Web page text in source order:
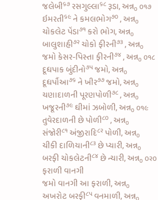
જલેબી૬૭ રસગુલ્લા૬૮ રૂડા, અન્ન૦ ૦૧૭
ઇમરતી૬૯ ને કમલભોગ૭૦ , અન્ન૦
ચોકલેટ પેંડા૭૧ કરો ભોગ, અન્ન૦
બાલુશાહી૭૨ ચોકો ફીરની૭૩ , અન્ન૦
જમો કેસર-પિસ્તા ફીરની૭૪ , અન્ન૦ ૦૧૮
દૂધપાક બુંદીનો૭૫ જમો, અન્ન૦
દૂધપૌંઆ૭૬ નેખીર૭૭ જમો, અન્ન૦
ચણાદાળની પૂરણપોળી૭૮ , અન્ન૦
ખજૂરની૭૯ ઘીમાં ઝબોળી, અન્ન૦ ૦૧૯
તુવેરદાળની છે પોળી૮૦ , અન્ન૦
સંજોરી૮૧ અંજીરાદિ૮૨ પોળી, અન્ન૦
ચીકી દાળિયાની૮૩ છે પ્યારી, અન્ન૦
બરફી ચોકલેટની૮૪ છે ન્યારી, અન્ન૦ ૦૨૦
ફરાળી વાનગી
જમો વાનગી આ ફરાળી, અન્ન૦
અખરોટ બરફી૮૫ વનમાળી, અન્ન